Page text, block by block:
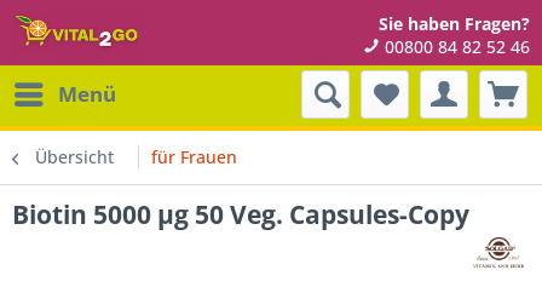
Sie haben Fragen?
00800 84 82 52 46
Menü
Übersicht für Frauen
Biotin 5000 µg 50 Veg. Capsules-Copy